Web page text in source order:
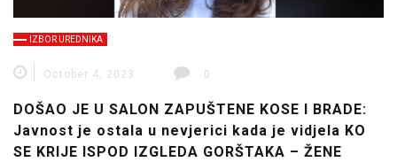
IZBOR UREDNIKA
October 4, 2023 0
DOŠAO JE U SALON ZAPUŠTENE KOSE I BRADE:
Javnost je ostala u nevjerici kada je vidjela KO
SE KRIJE ISPOD IZGLEDA GORŠTAKA – ŽENE